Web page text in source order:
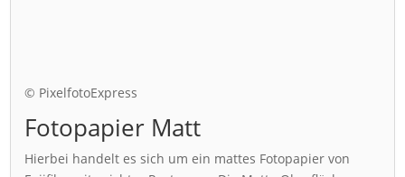
© PixelfotoExpress
Fotopapier Matt
Hierbei handelt es sich um ein mattes Fotopapier von